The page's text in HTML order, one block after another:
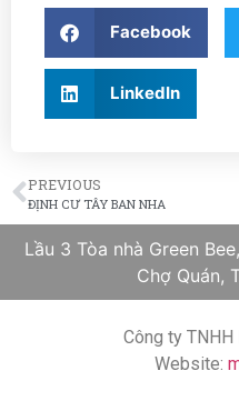
Facebook
LinkedIn
PREVIOUS
ĐỊNH CƯ TÂY BAN NHA
Lầu 3 Tòa nhà Green
Chợ Quán,
Công ty
Website: